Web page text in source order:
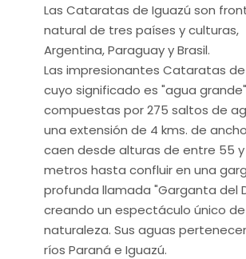
Las Cataratas de Iguazú son
natural de tres países y culturas,
Argentina, Paraguay y Brasil.
Las impresionantes Cataratas
cuyo significado es "agua
compuestas por 275 saltos de
una extensión de 4 kms. de
caen desde alturas de entre 55 y
metros hasta confluir en una
profunda llamada "Garganta del
creando un espectáculo único
naturaleza. Sus aguas
ríos Paraná e Iguazú.